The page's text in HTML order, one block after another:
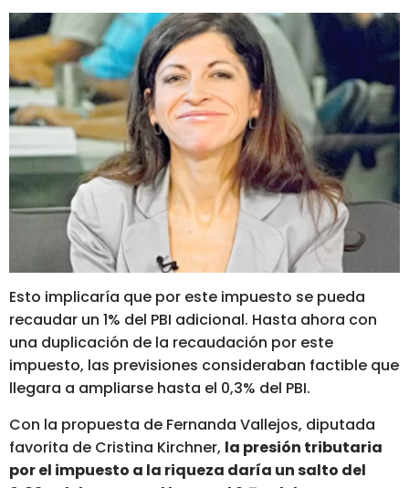
Esto implicaría que por este impuesto se pueda
recaudar un 1% del PBI adicional. Hasta ahora con
una duplicación de la recaudación por este
impuesto, las previsiones consideraban factible que
llegara a ampliarse hasta el 0,3% del PBI.
Con la propuesta de Fernanda Vallejos, diputada
favorita de Cristina Kirchner, la presión tributaria
por el impuesto a la riqueza daría un salto del